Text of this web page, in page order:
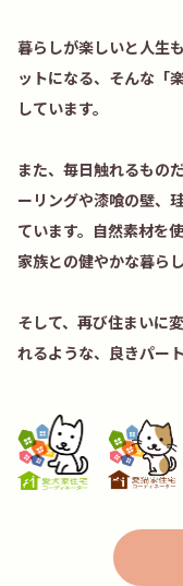
暮らしが楽しいと人生
ットになる、そんな「
しています。
また、毎日触れるもの
ーリングや漆喰の壁、
ています。自然素材を
家族との健やかな暮ら
そして、再び住まいに
れるような、良きパー